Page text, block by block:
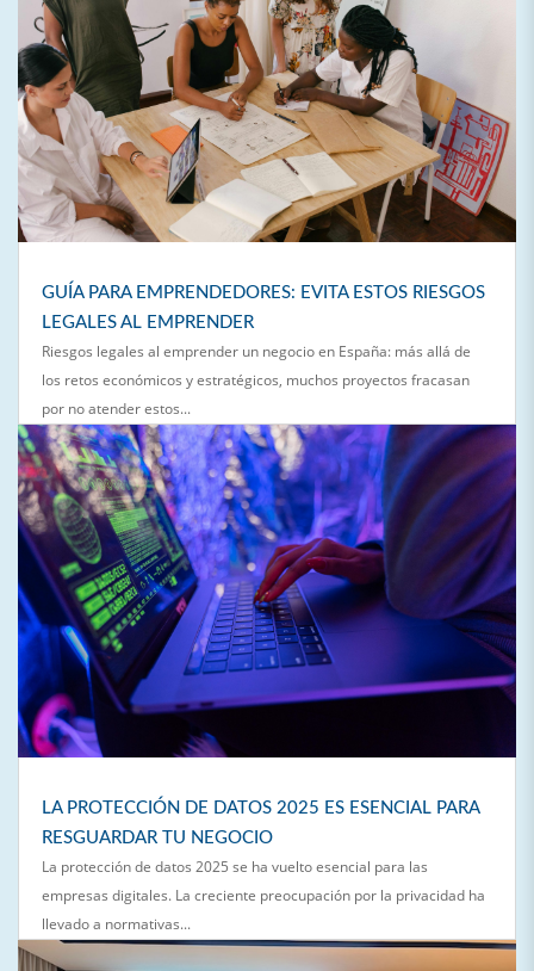
GUÍA PARA EMPRENDEDORES: EVITA ESTOS RIESGOS
LEGALES AL EMPRENDER
Riesgos legales al emprender un negocio en España: más allá de
los retos económicos y estratégicos, muchos proyectos fracasan
por no atender estos...
LA PROTECCIÓN DE DATOS 2025 ES ESENCIAL PARA
RESGUARDAR TU NEGOCIO
La protección de datos 2025 se ha vuelto esencial para las
empresas digitales. La creciente preocupación por la privacidad ha
llevado a normativas...